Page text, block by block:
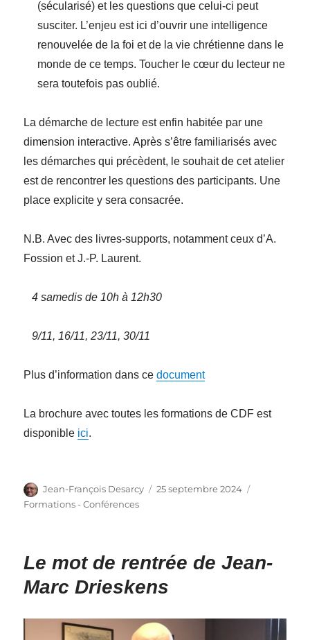
(sécularisé) et les questions que celui-ci peut
susciter. L’enjeu est ici d’ouvrir une intelligence
renouvelée de la foi et de la vie chrétienne dans le
monde de ce temps. Toucher le cœur du lecteur ne
sera toutefois pas oublié.
La démarche de lecture est enfin habitée par une
dimension interactive. Après s’être familiarisés avec
les démarches qui précèdent, le souhait de cet atelier
est de rencontrer les questions des participants. Une
place explicite y sera consacrée.
N.B. Avec des livres-supports, notamment ceux d’A.
Fossion et J.-P. Laurent.
4 samedis de 10h à 12h30
9/11, 16/11, 23/11, 30/11
Plus d’information dans cedocument
La brochure avec toutes les formations de CDF est
disponible ici.
Auteur
Jean-François Desarcy
Publié
25 septembre 2024
Formations - Conférences
Le mot de rentrée de Jean-
Marc Drieskens